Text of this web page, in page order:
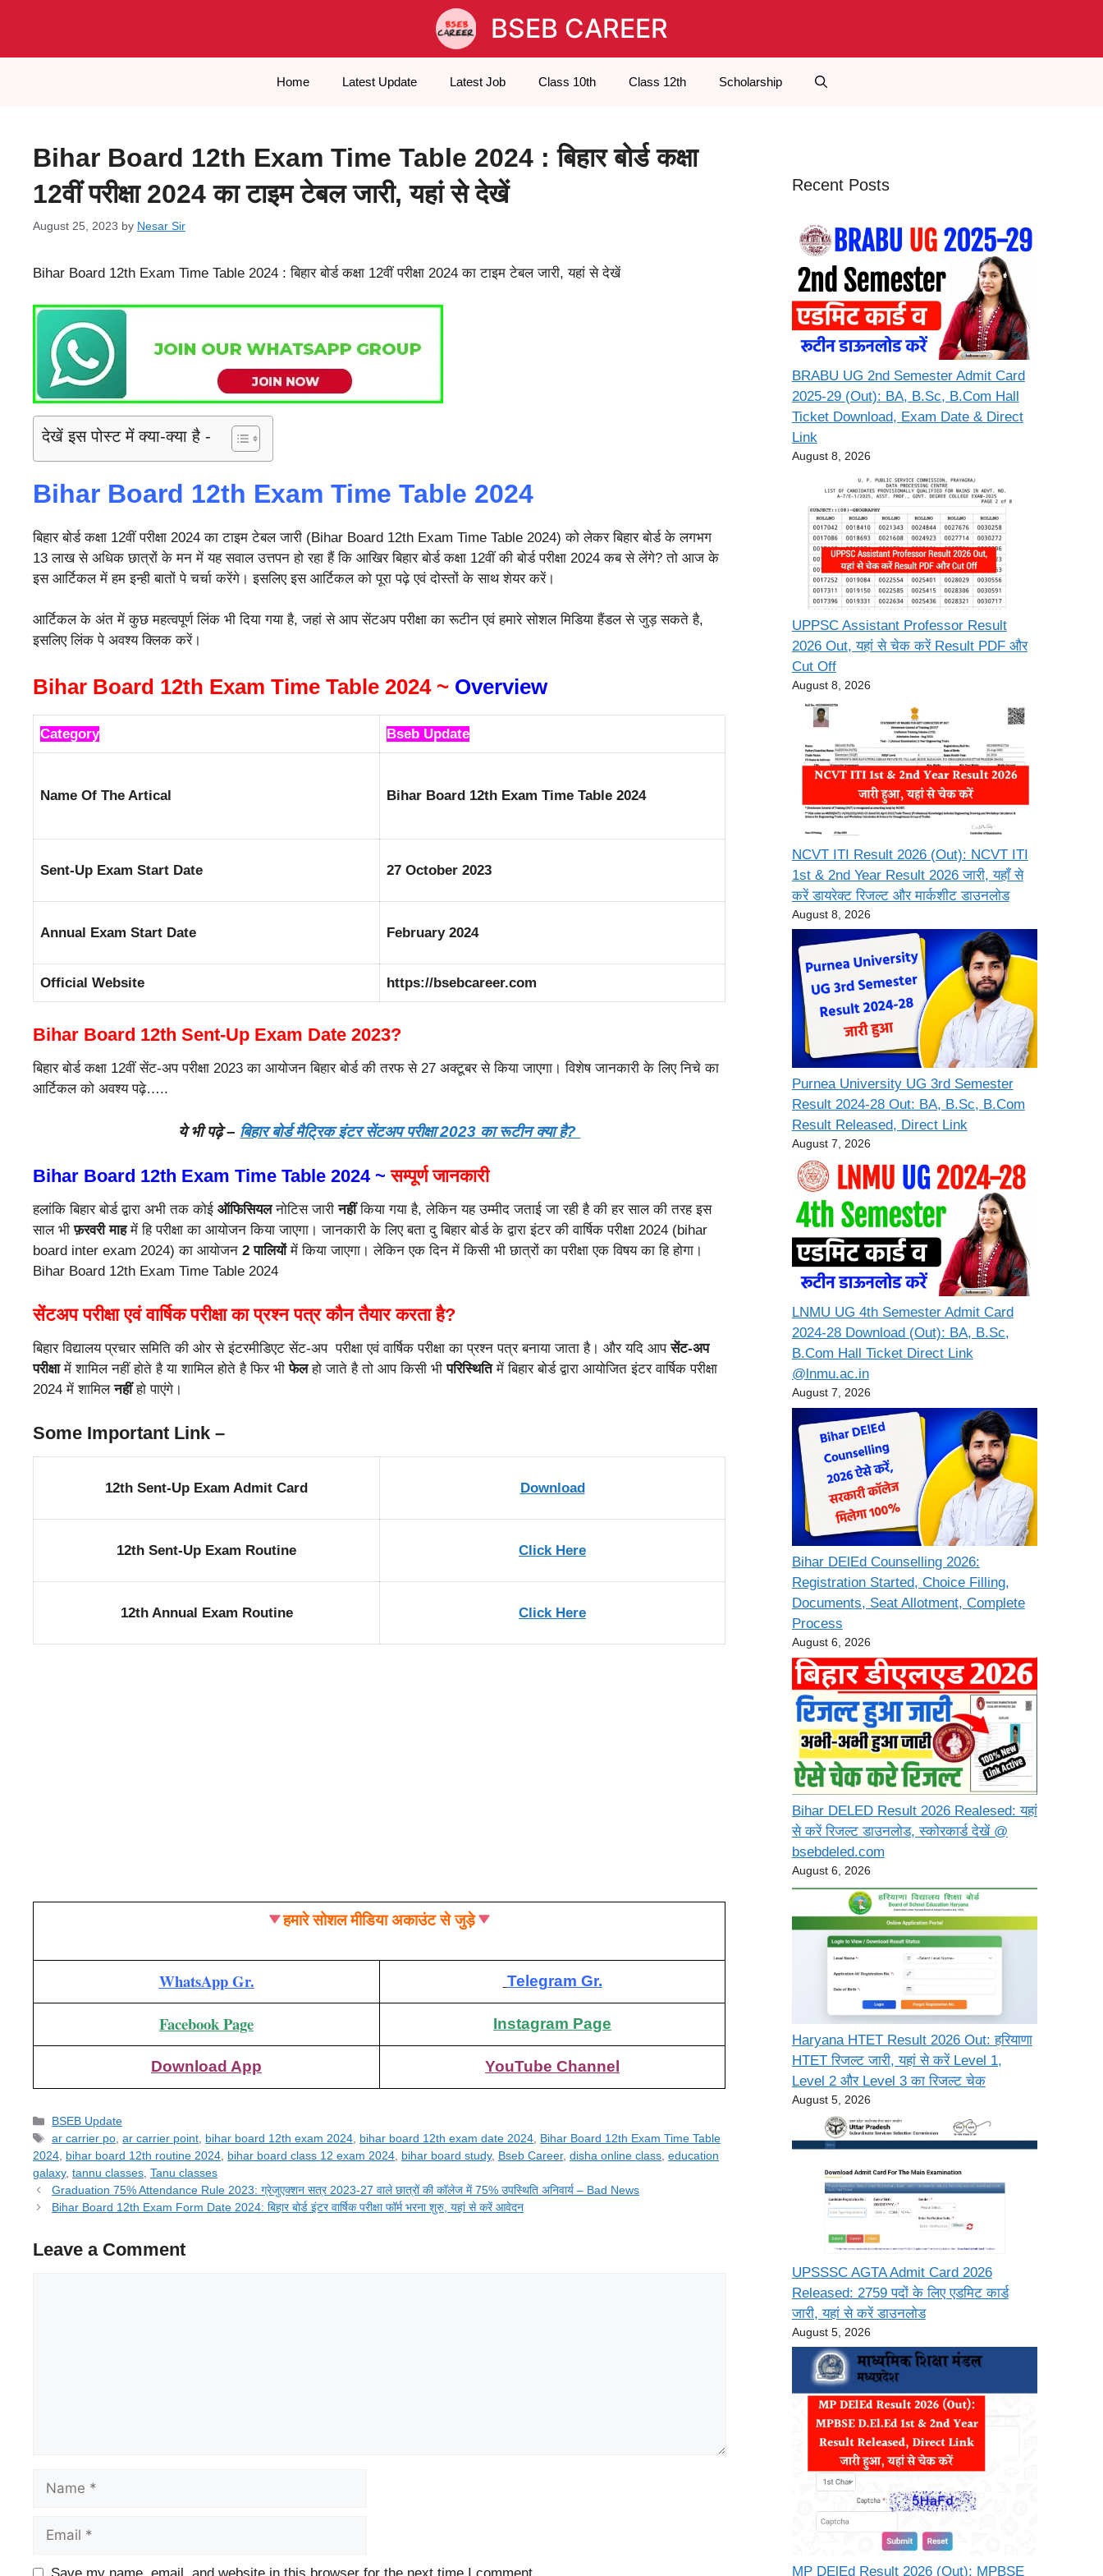
BSEB CAREER
Home Latest Update Latest Job Class 10th Class 12th Scholarship
Bihar Board 12th Exam Time Table 2024 : बिहार बोर्ड कक्षा
12वीं परीक्षा 2024 का टाइम टेबल जारी, यहां से देखें
August 25, 2023 by Nesar Sir
Bihar Board 12th Exam Time Table 2024 : बिहार बोर्ड कक्षा 12वीं परीक्षा 2024 का टाइम टेबल जारी, यहां से देखें
देखें इस पोस्ट में क्या-क्या है -
Bihar Board 12th Exam Time Table 2024
बिहार बोर्ड कक्षा 12वीं परीक्षा 2024 का टाइम टेबल जारी (Bihar Board 12th Exam Time Table 2024) को लेकर बिहार बोर्ड के लगभग
13 लाख से अधिक छात्रों के मन में यह सवाल उत्तपन हो रहा हैं कि आखिर बिहार बोर्ड कक्षा 12वीं की बोर्ड परीक्षा 2024 कब से लेंगे? तो आज के
इस आर्टिकल में हम इन्ही बातों पे चर्चा करेंगे। इसलिए इस आर्टिकल को पूरा पढ़े एवं दोस्तों के साथ शेयर करें।
आर्टिकल के अंत में कुछ महत्वपूर्ण लिंक भी दिया गया है, जहां से आप सेंटअप परीक्षा का रूटीन एवं हमारे सोशल मिडिया हैंडल से जुड़ सकते है,
इसलिए लिंक पे अवश्य क्लिक करें।
Bihar Board 12th Exam Time Table 2024 ~ Overview
Category Bseb Update
Name Of The Artical Bihar Board 12th Exam Time Table 2024
Sent-Up Exam Start Date 27 October 2023
Annual Exam Start Date February 2024
Official Website https://bsebcareer.com
Bihar Board 12th Sent-Up Exam Date 2023?
बिहार बोर्ड कक्षा 12वीं सेंट-अप परीक्षा 2023 का आयोजन बिहार बोर्ड की तरफ से 27 अक्टूबर से किया जाएगा। विशेष जानकारी के लिए निचे का
आर्टिकल को अवश्य पढ़े…..
ये भी पढ़े – बिहार बोर्ड मैट्रिक इंटर सेंटअप परीक्षा 2023 का रूटीन क्या है?
Bihar Board 12th Exam Time Table 2024 ~सम्पूर्ण जानकारी
हलांकि बिहार बोर्ड द्वारा अभी तक कोई ऑफिसियलनोटिस जारीनहींकिया गया है, लेकिन यह उम्मीद जताई जा रही है की हर साल की तरह इस
साल भीफ़रवरी माहमें हि परीक्षा का आयोजन किया जाएगा। जानकारी के लिए बता दु बिहार बोर्ड के द्वारा इंटर की वार्षिक परीक्षा 2024 (bihar
board inter exam 2024) का आयोजन 2 पालियोंमें किया जाएगा। लेकिन एक दिन में किसी भी छात्रों का परीक्षा एक विषय का हि होगा।
Bihar Board 12th Exam Time Table 2024
सेंटअप परीक्षा एवं वार्षिक परीक्षा का प्रश्न पत्र कौन तैयार करता है?
बिहार विद्यालय प्रचार समिति की ओर से इंटरमीडिएट सेंट-अप परीक्षा एवं वार्षिक परीक्षा का प्रश्न पत्र बनाया जाता है। और यदि आपसेंट-अप
परीक्षामें शामिल नहीं होते है या शामिल होते है फिर भीफेलहो जाते है तो आप किसी भीपरिस्थितिमें बिहार बोर्ड द्वारा आयोजित इंटर वार्षिक परीक्षा
2024 में शामिलनहींहो पाएंगे।
Some Important Link –
12th Sent-Up Exam Admit Card Download
12th Sent-Up Exam Routine Click Here
12th Annual Exam Routine Click Here
हमारे सोशल मीडिया अकाउंट से जुड़े
WhatsApp Gr. Telegram Gr.
Facebook Page Instagram Page
Download App YouTube Channel
Categories
BSEB Update
Tags
ar carrier po ,ar carrier point bihar board 12th exam 2024 bihar board 12th exam date 2024 Bihar Board 12th Exam Time Table
2024 bihar board 12th routine 2024 bihar board class 12 exam 2024 bihar board study, Bseb Career, disha online class education
galaxy, tannu classes Tanu classes
Graduation 75% Attendance Rule 2023: ग्रेजुएक्शन सत्र 2023-27 वाले छात्रों की कॉलेज में 75% उपस्थिति अनिवार्य – Bad News
Bihar Board 12th Exam Form Date 2024: बिहार बोर्ड इंटर वार्षिक परीक्षा फॉर्म भरना शुरु, यहां से करें आवेदन
Leave a Comment
Name
Email
Website
Recent Posts
BRABU UG 2nd Semester Admit Card
2025-29 (Out): BA, B.Sc, B.Com Hall
Ticket Download, Exam Date & Direct
Link
August 8, 2026
UPPSC Assistant Professor Result
2026 Out, यहां से चेक करें Result PDF और
Cut Off
August 8, 2026
NCVT ITI Result 2026 (Out): NCVT ITI
1st & 2nd Year Result 2026 जारी, यहाँ से
करें डायरेक्ट रिजल्ट और मार्कशीट डाउनलोड
August 8, 2026
Purnea University UG 3rd Semester
Result 2024-28 Out: BA, B.Sc, B.Com
Result Released, Direct Link
August 7, 2026
LNMU UG 4th Semester Admit Card
2024-28 Download (Out): BA, B.Sc,
B.Com Hall Ticket Direct Link
@lnmu.ac.in
August 7, 2026
Bihar DElEd Counselling 2026:
Registration Started, Choice Filling,
Documents, Seat Allotment, Complete
Process
August 6, 2026
Bihar DELED Result 2026 Realesed: यहां
से करें रिजल्ट डाउनलोड, स्कोरकार्ड देखें @
bsebdeled.com
August 6, 2026
Haryana HTET Result 2026 Out: हरियाणा
HTET रिजल्ट जारी, यहां से करें Level 1,
Level 2 और Level 3 का रिजल्ट चेक
August 5, 2026
UPSSSC AGTA Admit Card 2026
Released: 2759 पदों के लिए एडमिट कार्ड
जारी, यहां से करें डाउनलोड
August 5, 2026
MP DElEd Result 2026 (Out): MPBSE